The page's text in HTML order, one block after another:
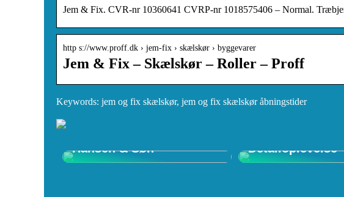
Jem & Fix. CVR-nr 10360641 CVRP-nr 1018575406 – Normal.
http s://www.proff.dk › jem-fix › skælskør › byggevarer
Jem & Fix – Skælskør – Roller – Proff
Keywords: jem og fix skælskør, jem og fix skælskør åbningstider
Hansen & Søn
Detailoplevelse